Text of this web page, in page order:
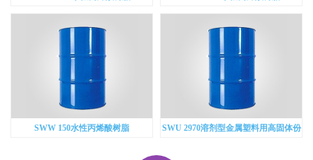
SWW 150水性丙烯酸树脂
SWU 2970溶剂型金属塑料用高固体份